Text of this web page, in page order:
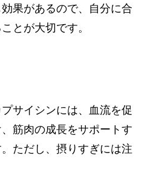
果があるので、自分に合
とが大切です。
サイシンには、血流を促
筋肉の成長をサポートす
ただし、摂りすぎには注